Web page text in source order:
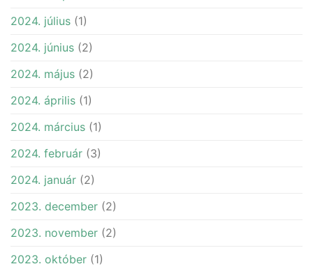
2024. július (1)
2024. június (2)
2024. május (2)
2024. április (1)
2024. március (1)
2024. február (3)
2024. január (2)
2023. december (2)
2023. november (2)
2023. október (1)